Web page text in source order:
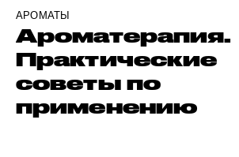
АРОМАТЫ
Ароматерапия.
Практические
советы по
применению